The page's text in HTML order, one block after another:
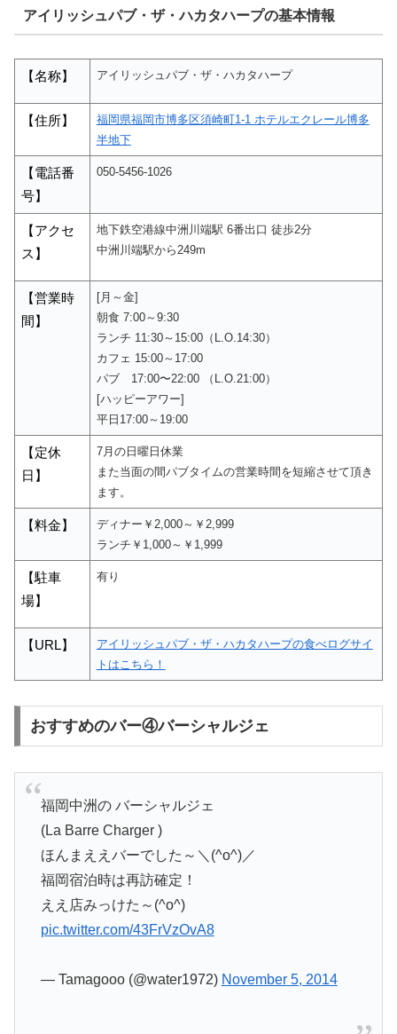
アイリッシュパブ・ザ・ハカタハープの基本情報
【名称】 アイリッシュパブ・ザ・ハカタハープ
【住所】
福岡県福岡市博多区須崎町1-1 ホテルエクレール博多
半地下
【電話番
号】
050-5456-1026
【アクセ
ス】
地下鉄空港線中洲川端駅 6番出口 徒歩2分
中洲川端駅から249m
【営業時
間】
[月～金]
朝食 7:00～9:30
ランチ 11:30～15:00（L.O.14:30）
カフェ 15:00～17:00
パブ 17:00〜22:00 （L.O.21:00）
[ハッピーアワー]
平日17:00～19:00
【定休
日】
7月の日曜日休業
また当面の間パブタイムの営業時間を短縮させて頂き
ます。
【料金】
ディナー￥2,000～￥2,999
ランチ￥1,000～￥1,999
【駐車
場】
有り
【URL】
アイリッシュパブ・ザ・ハカタハープの食べログサイ
トはこちら！
おすすめのバー④バーシャルジェ
福岡中洲の バーシャルジェ
(La Barre Charger )
ほんまええバーでした～＼(^o^)／
福岡宿泊時は再訪確定！
ええ店みっけた～(^o^)
pic.twitter.com/43FrVzOvA8
— Tamagooo (@water1972) November 5, 2014